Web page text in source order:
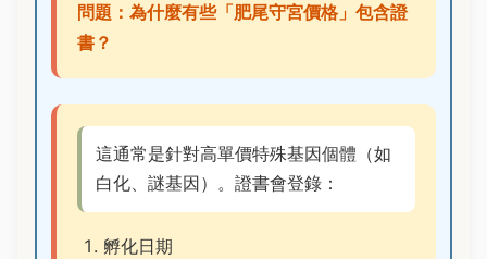
問題：為什麼有些「肥尾守宮價格」包含證
書？
這通常是針對高單價特殊基因個體（如
白化、謎基因）。證書會登錄：
孵化日期